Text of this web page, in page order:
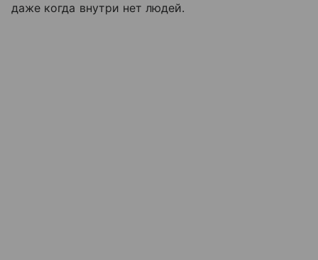
даже когда внутри нет людей.